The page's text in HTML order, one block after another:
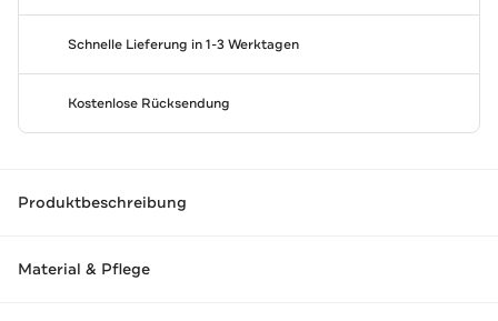
Schnelle Lieferung in 1-3 Werktagen
Kostenlose Rücksendung
Produktbeschreibung
Material & Pflege